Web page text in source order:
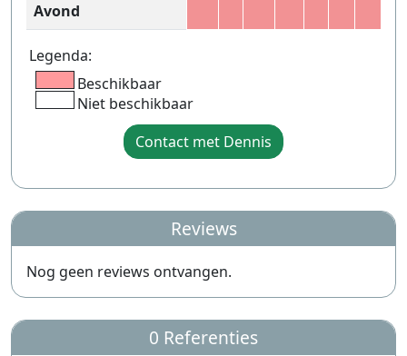
Avond
Legenda:
Beschikbaar
Niet beschikbaar
Contact met Dennis
Reviews
Nog geen reviews ontvangen.
0 Referenties